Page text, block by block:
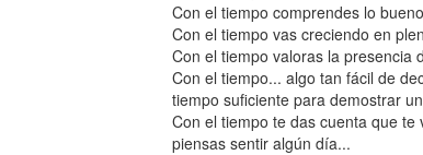
Con el tiempo comprendes lo
Con el tiempo vas creciendo en
Con el tiempo valoras la presencia
Con el tiempo... algo tan fácil de
tiempo suficiente para demostrar
Con el tiempo te das cuenta que
piensas sentir algún día...